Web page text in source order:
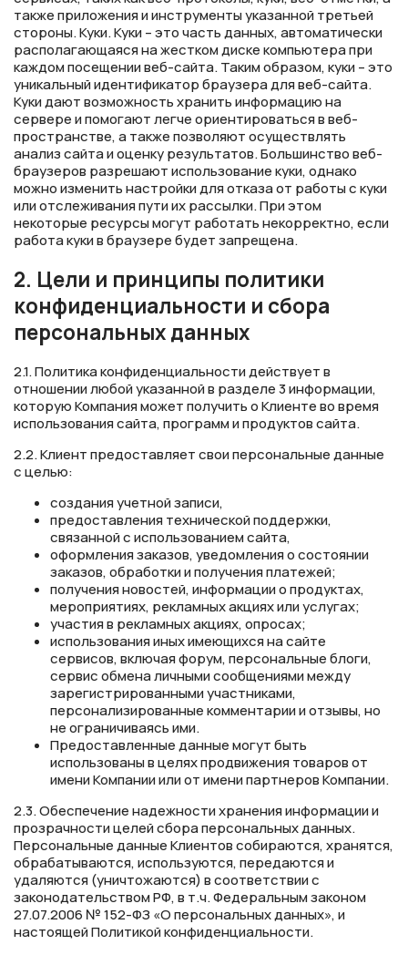
также приложения и инструменты указанной третьей
стороны. Куки. Куки – это часть данных, автоматически
располагающаяся на жестком диске компьютера при
каждом посещении веб-сайта. Таким образом, куки – это
уникальный идентификатор браузера для веб-сайта.
Куки дают возможность хранить информацию на
сервере и помогают легче ориентироваться в веб-
пространстве, а также позволяют осуществлять
анализ сайта и оценку результатов. Большинство веб-
браузеров разрешают использование куки, однако
можно изменить настройки для отказа от работы с куки
или отслеживания пути их рассылки. При этом
некоторые ресурсы могут работать некорректно, если
работа куки в браузере будет запрещена.
2. Цели и принципы политики
конфиденциальности и сбора
персональных данных
2.1. Политика конфиденциальности действует в
отношении любой указанной в разделе 3 информации,
которую Компания может получить о Клиенте во время
использования сайта, программ и продуктов сайта.
2.2. Клиент предоставляет свои персональные данные
с целью:
создания учетной записи,
предоставления технической поддержки,
связанной с использованием сайта,
оформления заказов, уведомления о состоянии
заказов, обработки и получения платежей;
получения новостей, информации о продуктах,
мероприятиях, рекламных акциях или услугах;
участия в рекламных акциях, опросах;
использования иных имеющихся на сайте
сервисов, включая форум, персональные блоги,
сервис обмена личными сообщениями между
зарегистрированными участниками,
персонализированные комментарии и отзывы, но
не ограничиваясь ими.
Предоставленные данные могут быть
использованы в целях продвижения товаров от
имени Компании или от имени партнеров Компании.
2.3. Обеспечение надежности хранения информации и
прозрачности целей сбора персональных данных.
Персональные данные Клиентов собираются, хранятся,
обрабатываются, используются, передаются и
удаляются (уничтожаются) в соответствии с
законодательством РФ, в т.ч. Федеральным законом
27.07.2006 № 152-ФЗ «О персональных данных», и
настоящей Политикой конфиденциальности.